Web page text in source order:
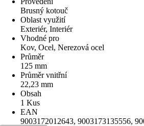
Brusný kotouč
Oblast využití
Exteriér, Interiér
Vhodné pro
Kov, Ocel, Nerezová ocel
Průměr
125 mm
Průměr vnitřní
22,23 mm
Obsah
1 Kus
EAN
9003172012643, 9003173135556,